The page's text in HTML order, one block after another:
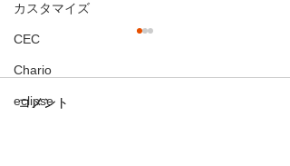
カスタマイズ
CEC
Chario
eclipse
コメント